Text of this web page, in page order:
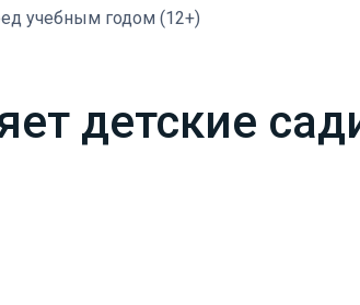
учебным годом (12+)
детские